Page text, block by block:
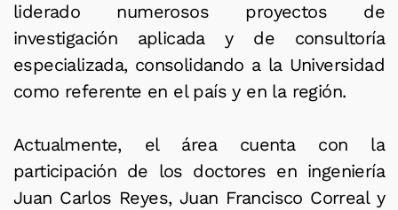
liderado numerosos proyectos de
investigación aplicada y de consultoría
especializada, consolidando a la Universidad
como referente en el país y en la región.
Actualmente, el área cuenta con la
participación de los doctores en ingeniería
Juan Carlos Reyes, Juan Francisco Correal y